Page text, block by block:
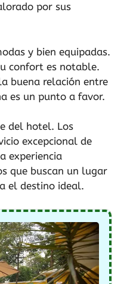
por sus
y bien equipadas.
confort es notable.
buena relación entre
es un punto a favor.
del hotel. Los
excepcional de
experiencia
que buscan un lugar
el destino ideal.